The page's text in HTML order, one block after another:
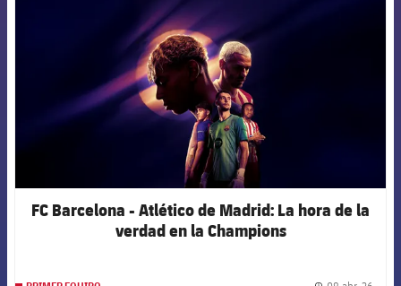
FC Barcelona - Atlético de Madrid: La hora de la
verdad en la Champions